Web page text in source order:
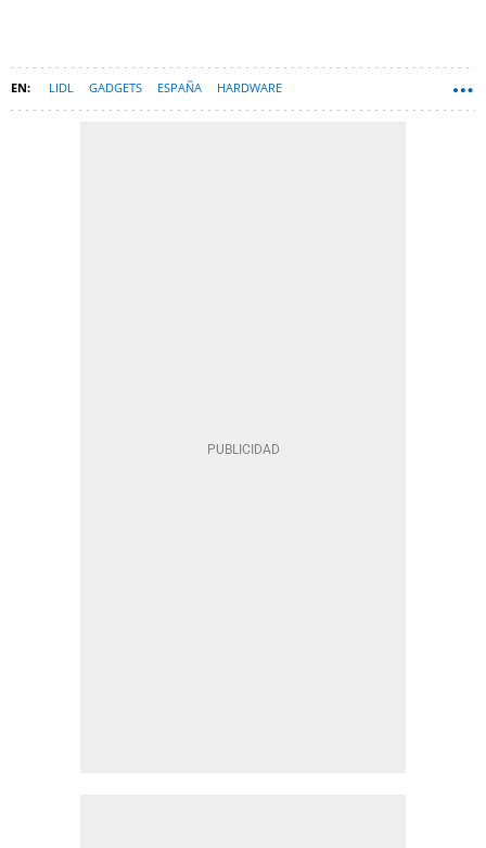
LIDL GADGETS ESPAÑA HARDWARE